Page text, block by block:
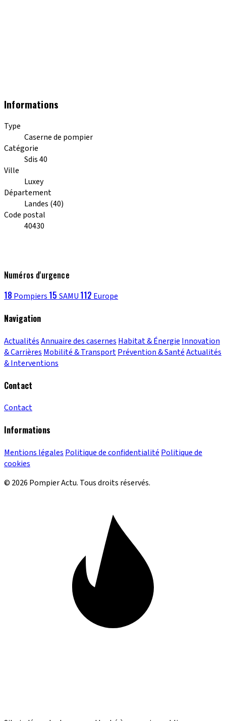
Informations
Type
Caserne de pompier
Catégorie
Sdis 40
Ville
Luxey
Département
Landes (40)
Code postal
40430
Numéros d'urgence
18 Pompiers 15 SAMU 112 Europe
Navigation
ActualitésAnnuaire des casernes Habitat & Énergie Innovation
& Carrières Mobilité & TransportPrévention & SantéActualités
& Interventions
Contact
Contact
Informations
Mentions légales Politique de confidentialité Politique de
cookies
© 2026 Pompier Actu. Tous droits réservés.